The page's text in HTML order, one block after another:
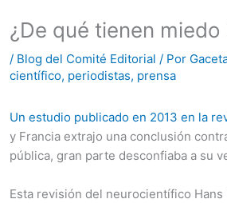
¿De qué tienen
/ Blog del Comité Editorial / Por
científico, periodistas, prensa
Un estudio publicado en 2013 en la
y Francia extrajo una conclusión
pública, gran parte desconfiaba a su
Esta revisión del neurocientífico